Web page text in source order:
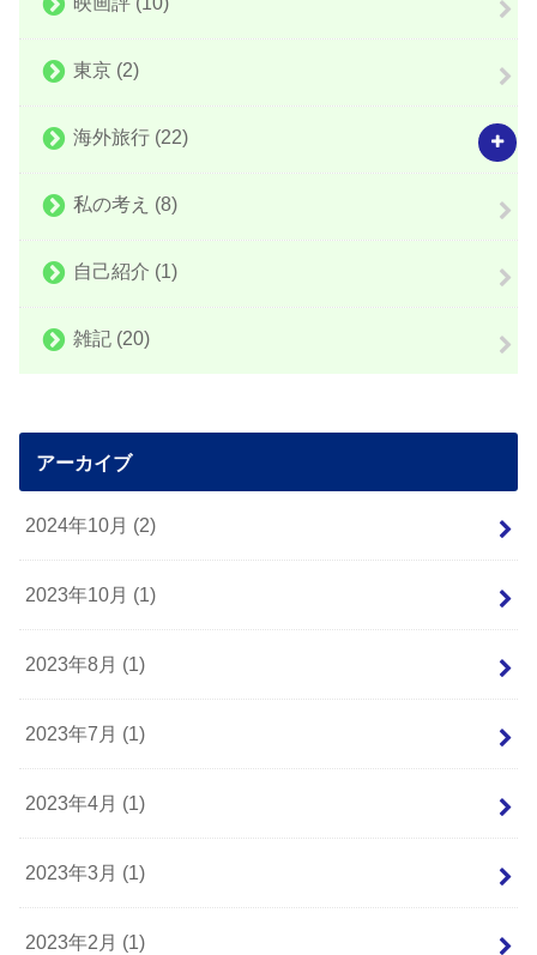
東京 (2)
海外旅行 (22)
私の考え (8)
自己紹介 (1)
雑記 (20)
アーカイブ
2024年10月 (2)
2023年10月 (1)
2023年8月 (1)
2023年7月 (1)
2023年4月 (1)
2023年3月 (1)
2023年2月 (1)